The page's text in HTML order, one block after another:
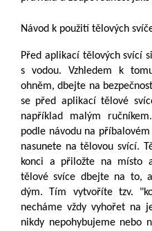
Návod k použití tělových
Před aplikací tělových svící
s vodou. Vzhledem k
ohněm, dbejte na
se před aplikací tělové
například malým
podle návodu na
nasunete na tělovou svící.
konci a přiložte na místo
tělové svíce dbejte na to,
dým. Tím vytvoříte tzv.
necháme vždy vyhořet na
nikdy nepohybujeme nebo